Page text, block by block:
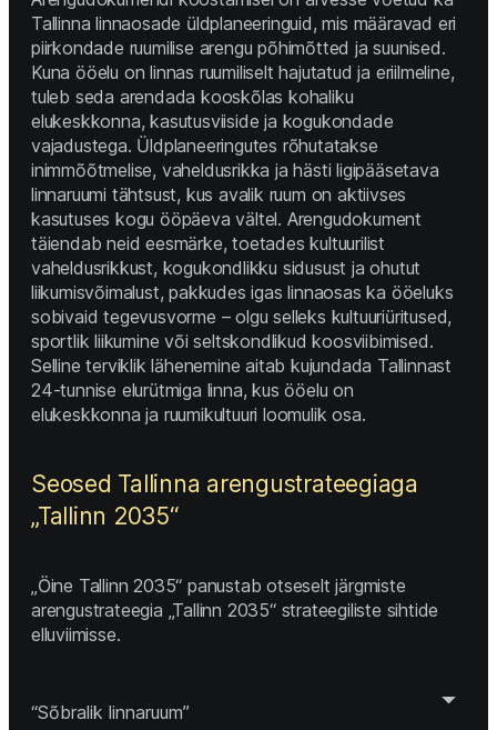
Tallinna linnaosade üldplaneeringuid, mis määravad eri
piirkondade ruumilise arengu põhimõtted ja suunised.
Kuna ööelu on linnas ruumiliselt hajutatud ja eriilmeline,
tuleb seda arendada kooskõlas kohaliku
elukeskkonna, kasutusviiside ja kogukondade
vajadustega. Üldplaneeringutes rõhutatakse
inimmõõtmelise, vaheldusrikka ja hästi ligipääsetava
linnaruumi tähtsust, kus avalik ruum on aktiivses
kasutuses kogu ööpäeva vältel. Arengudokument
täiendab neid eesmärke, toetades kultuurilist
vaheldusrikkust, kogukondlikku sidusust ja ohutut
liikumisvõimalust, pakkudes igas linnaosas ka ööeluks
sobivaid tegevusvorme – olgu selleks kultuuriüritused,
sportlik liikumine või seltskondlikud koosviibimised.
Selline terviklik lähenemine aitab kujundada Tallinnast
24-tunnise elurütmiga linna, kus ööelu on
elukeskkonna ja ruumikultuuri loomulik osa.
Seosed Tallinna arengustrateegiaga
„Tallinn 2035“
„Öine Tallinn 2035“ panustab otseselt järgmiste
arengustrateegia „Tallinn 2035“ strateegiliste sihtide
elluviimisse.
“Sõbralik linnaruum”